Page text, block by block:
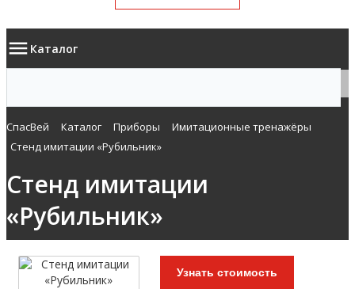
Каталог
СпасВей Каталог Приборы
Имитационные тренажёры
Стенд имитации «Рубильник»
Стенд имитации
«Рубильник»
Узнать стоимость